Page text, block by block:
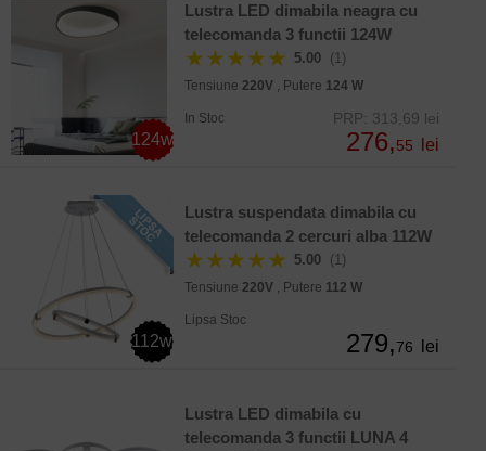
124w
Lustra LED dimabila neagra cu
telecomanda 3 functii 124W
★★★★★ 5.00 (1)
Tensiune 220V , Putere 124 W
In Stoc PRP: 313,69 lei
276,55 lei
112w
Lustra suspendata dimabila cu
telecomanda 2 cercuri alba 112W
★★★★★ 5.00 (1)
Tensiune 220V , Putere 112 W
Lipsa Stoc
279,76 lei
Lustra LED dimabila cu
telecomanda 3 functii LUNA 4